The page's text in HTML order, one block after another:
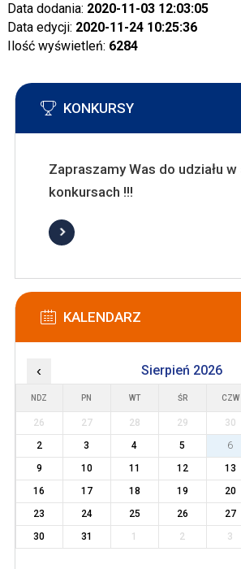
Data dodania: 2020-11-03 12:03:05
Data edycji: 2020-11-24 10:25:36
Ilość wyświetleń: 6284
KONKURSY
Zapraszamy Was do udziału
konkursach !!!
KALENDARZ
‹ Sierpień 2026
NDZ PN WT ŚR CZW
26 27 28 29 30
2
3 4 5 6
9
10 11 12 13
16
17 18 19 20
23
24 25 26 27
30
31 1 2 3